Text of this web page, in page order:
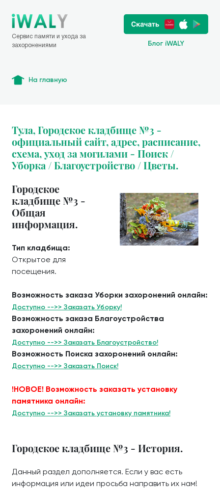
Сервис памяти и ухода за
захоронениями
Блог iWALY
На главную
Тула, Городское кладбище №3 -
официальный сайт, адрес, расписание,
схема, уход за могилами - Поиск /
Уборка / Благоустройство / Цветы.
Городское
кладбище №3 -
Общая
информация.
Тип кладбища:
Открытое для
посещения.
Возможность заказа Уборки захоронений онлайн:
Доступно -->> Заказать Уборку!
Возможность заказа Благоустройства
захоронений онлайн:
Доступно -->> Заказать Благоустройство!
Возможность Поиска захоронений онлайн:
Доступно -->> Заказать Поиск!
!НОВОЕ! Возможность заказать установку
памятника онлайн:
Доступно -->> Заказать установку памятника!
Городское кладбище №3 - История.
Данный раздел дополняется. Если у вас есть
информация или идеи просьба направить их нам!